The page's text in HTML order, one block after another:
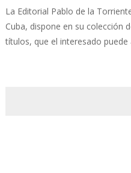
La Editorial Pablo de la
Cuba, dispone en su colección
títulos, que el interesado puede